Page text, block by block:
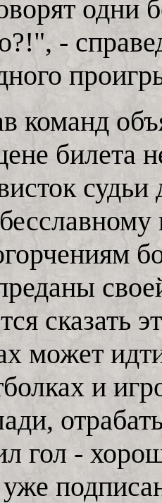
одни
-
команд
может
и
гол -